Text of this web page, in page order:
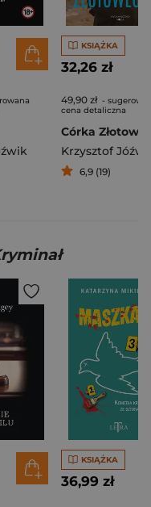
KSIĄŻKA
32,26 zł
49,90 zł -
cena detaliczna
Córka
Krzysztof
6,9 (19)
KSIĄŻKA
36,99 zł